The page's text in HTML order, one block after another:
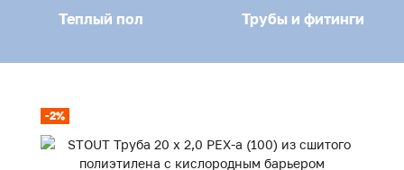
Теплый пол Трубы и фитинги
-2%